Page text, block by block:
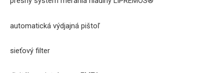
automatická výdjajná pištoľ
sieťový filter